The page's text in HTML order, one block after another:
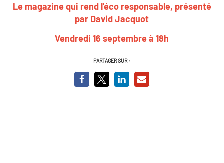
Le magazine qui rend l'éco responsable, présenté
par David Jacquot
Vendredi 16 septembre à 18h
PARTAGER SUR :